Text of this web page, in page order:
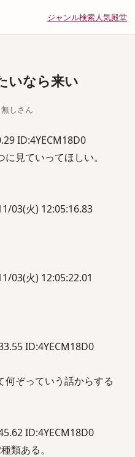
ジャンル検索人気殿堂
いなら来い
しさん
ID:4YECM18D0
見ていってほしい。
03(火) 12:05:16.83
03(火) 12:05:22.01
ID:4YECM18D0
何ぞっていう話からする
ID:4YECM18D0
類ある。